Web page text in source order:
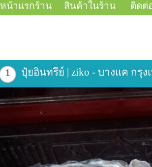
หน้าแรกร้าน
สินค้าในร้าน ติดต่
1 ปุ๋ยอินทรีย์ | ziko - บางแค กรุ